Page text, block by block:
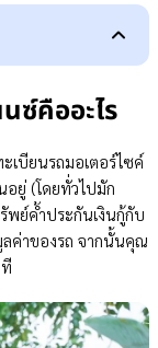
ซ์คืออะไร
เบียนรถมอเตอร์ไซค์
อยู่ (โดยทั่วไปมัก
พย์ค้ำประกันเงินกู้กับ
ลค่าของรถ จากนั้นคุณ